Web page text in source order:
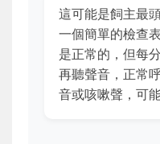
這可能是飼主最
一個簡單的檢查
是正常的，但每
再聽聲音，正常
音或咳嗽聲，可能